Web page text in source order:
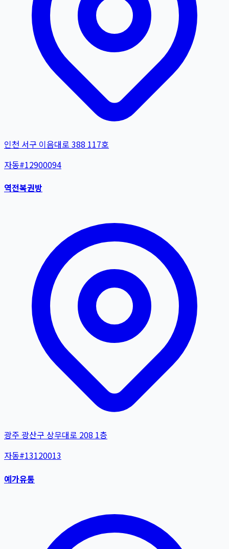
인천 서구 이음대로 388 117호
자동#12900094
역전복권방
광주 광산구 상무대로 208 1층
자동#13120013
예가유통